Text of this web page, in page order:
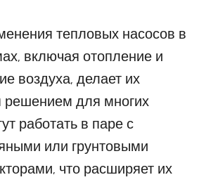
тепловых насосов в
включая отопление и
воздуха, делает их
решением для многих
работать в паре с
или грунтовыми
что расширяет их